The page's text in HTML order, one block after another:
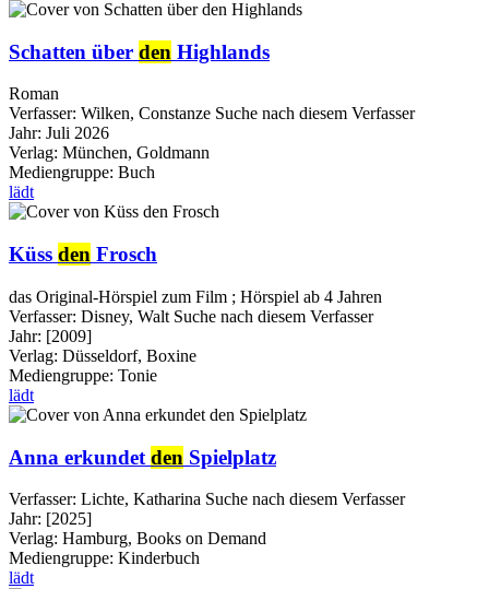
Schatten über den Highlands
Roman
Verfasser: Wilken, Constanze Suche nach diesem Verfasser
Jahr: Juli 2026
Verlag: München, Goldmann
Mediengruppe: Buch
lädt
Küss den Frosch
das Original-Hörspiel zum Film ; Hörspiel ab 4 Jahren
Verfasser: Disney, Walt Suche nach diesem Verfasser
Jahr: [2009]
Verlag: Düsseldorf, Boxine
Mediengruppe: Tonie
lädt
Anna erkundet den Spielplatz
Verfasser: Lichte, Katharina Suche nach diesem Verfasser
Jahr: [2025]
Verlag: Hamburg, Books on Demand
Mediengruppe: Kinderbuch
lädt